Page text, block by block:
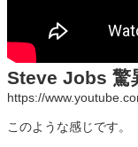
Steve Jobs 驚
https://
このような感じです。